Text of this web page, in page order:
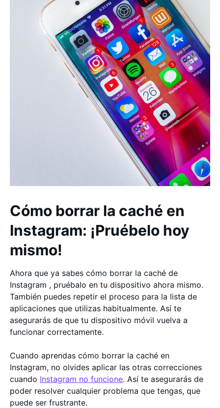
Cómo borrar la caché en
Instagram: ¡Pruébelo hoy
mismo!
Ahora que ya sabes cómo borrar la caché de
Instagram , pruébalo en tu dispositivo ahora mismo.
También puedes repetir el proceso para la lista de
aplicaciones que utilizas habitualmente. Así te
asegurarás de que tu dispositivo móvil vuelva a
funcionar correctamente.
Cuando aprendas cómo borrar la caché en
Instagram, no olvides aplicar las otras correcciones
cuando Instagram no funcione. Así te asegurarás de
poder resolver cualquier problema que tengas, que
puede ser frustrante.